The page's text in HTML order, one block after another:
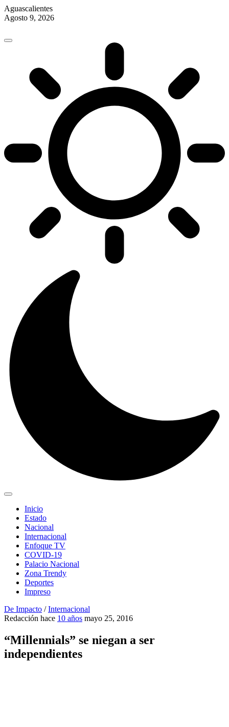
Aguascalientes
Agosto 9, 2026
content
Inicio
Estado
Nacional
Internacional
Enfoque TV
COVID-19
Palacio Nacional
Zona Trendy
Deportes
Impreso
De Impacto /Internacional
Redacción hace 10 años mayo 25, 2016
“Millennials” se niegan a ser
independientes